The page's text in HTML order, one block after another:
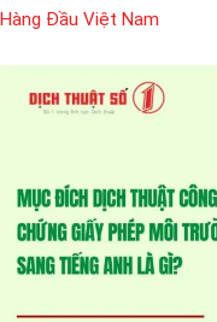
Hàng Đầu Việt Nam